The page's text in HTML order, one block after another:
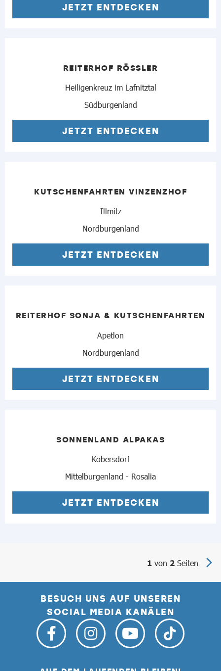
JETZT ENTDECKEN
REITERHOF RÖSSLER
Heiligenkreuz im Lafnitztal
Südburgenland
JETZT ENTDECKEN
KUTSCHENFAHRTEN VINZENZHOF
Illmitz
Nordburgenland
JETZT ENTDECKEN
REITERHOF SONJA & KUTSCHENFAHRTEN
Apetlon
Nordburgenland
JETZT ENTDECKEN
SONNENLAND ALPAKAS
Kobersdorf
Mittelburgenland - Rosalia
JETZT ENTDECKEN
1 von 2 Seiten
BESUCH UNS AUF UNSEREN
SOCIAL MEDIA KANÄLEN